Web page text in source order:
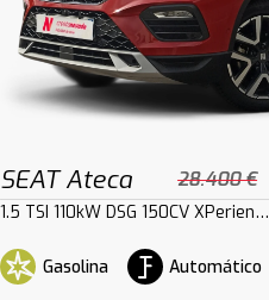
SEAT Ateca 28.400 €
1.5 TSI 110kW DSG 150CV XPerience XM
Gasolina Automático